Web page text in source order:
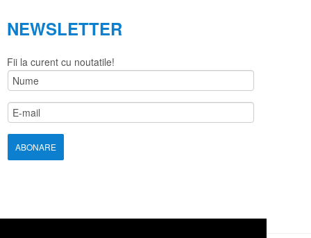
NEWSLETTER
Fii la curent cu noutatile!